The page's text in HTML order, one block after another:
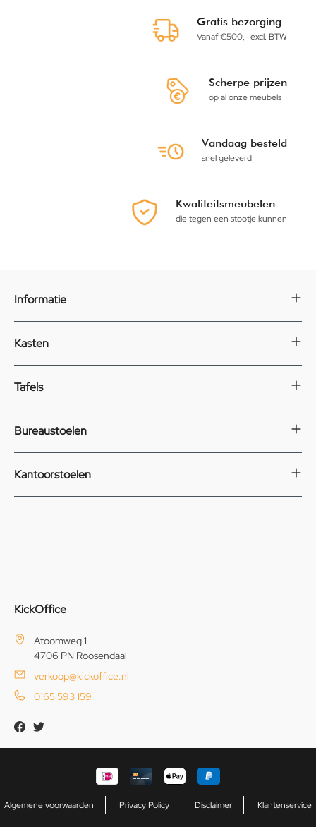
elkaar combineren en zo een mooie zithoek creëren.
Jouw nieuwe receptiemeubilair bestel je nu snel en
eenvoudig online. Het is ook helemaal niet moeilijk om
online jouw nieuwe receptiemeubilair te kopen. In onze
bestellen. Vervolgens vul je de gegevens in en betaalt je.
Zodra wij de betaling en bestelling hebben ontvangen, gaan
wij in maximaal 5 werkdagen jouw nieuwe receptiemeubilair
Gratis bezorging
Vanaf €500,- excl. BTW
Scherpe prijzen
op al onze meubels
Vandaag besteld
snel geleverd
Kwaliteitsmeubelen
die tegen een stootje kunnen
KickOffice
Atoomweg 1
4706 PN Roosendaal
verkoop@kickoffice.nl
0165 593 159
Informatie
Kasten
Tafels
Bureaustoelen
Kantoorstoelen
Algemene voorwaarden Privacy Policy Disclaimer Klantenservice